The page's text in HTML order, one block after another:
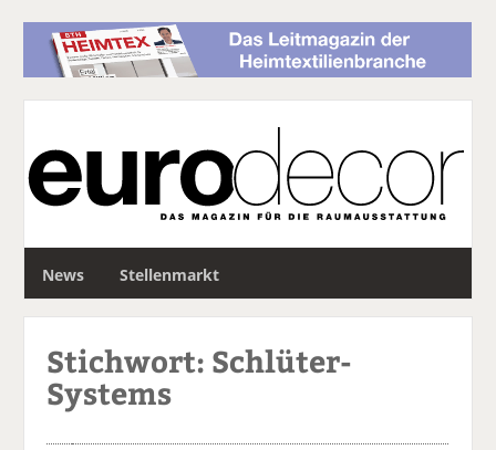
News Stellenmarkt
c
Stichwort: Schlüter-
Systems